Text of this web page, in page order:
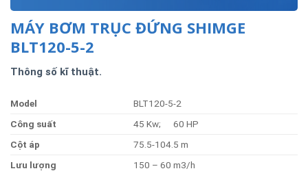
MÁY BƠM TRỤC ĐỨNG SHIMGE
BLT120-5-2
Thông số kĩ thuật.
Model
BLT120-5-2
Công suất
45 Kw; 60 HP
Cột áp
75.5-104.5 m
Lưu lượng
150 – 60 m3/h